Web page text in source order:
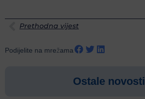
Prethodna vijest
Podijelite na mrežama
Ostale novosti